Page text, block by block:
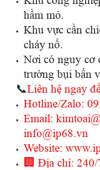
hầm mỏ.
Khu vực cần
cháy nổ.
Nơi có nguy cơ
trường bụi bẩn
📞Liên hệ ngay
Hotline/Zalo:
Email:
info@ip68.vn
Website:
🏢 Địa chỉ: